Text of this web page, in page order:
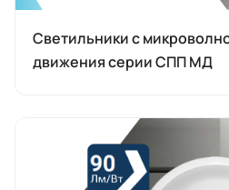
Светильники с
движения серии СПП МД